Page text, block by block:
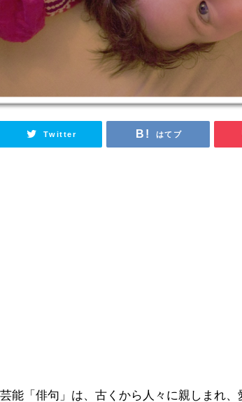
Twitter はてブ
能「俳句」は、古くから人々に親しまれ、